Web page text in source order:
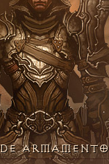
ARMAMENTO